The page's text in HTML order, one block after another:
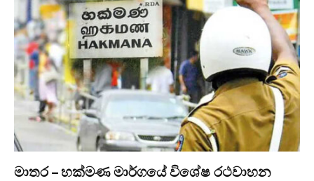
මාතර – හක්මණ මාර්ගයේ විශේෂ රථවාහන